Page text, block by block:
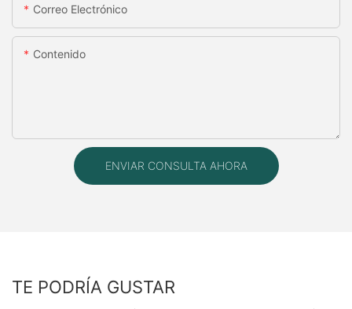
Correo Electrónico
Contenido
ENVIAR CONSULTA AHORA
TE PODRÍA GUSTAR